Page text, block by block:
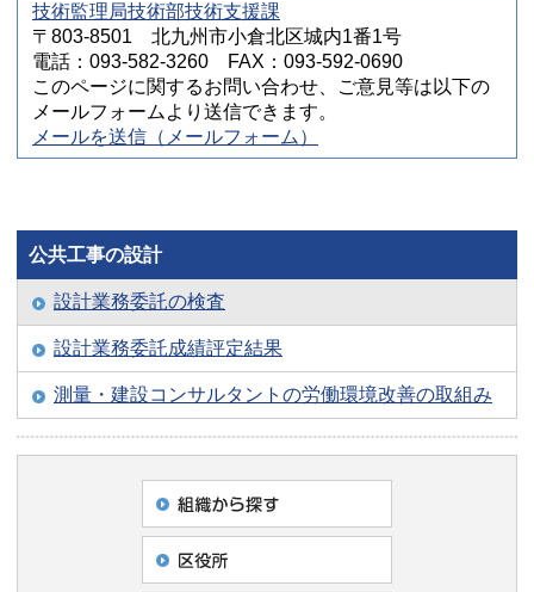
技術監理局技術部技術支援課
〒803-8501 北九州市小倉北区城内1番1号
電話：093-582-3260 FAX：093-592-0690
このページに関するお問い合わせ、ご意見等は以下の
メールフォームより送信できます。
メールを送信（メールフォーム）
公共工事の設計
設計業務委託の検査
設計業務委託成績評定結果
測量・建設コンサルタントの労働環境改善の取組み